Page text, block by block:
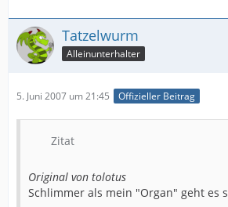
Tatzelwurm
Alleinunterhalter
5. Juni 2007 um 21:45 Offizieller Beitrag
Zitat
Original von tolotus
Schlimmer als mein "Organ" geht es